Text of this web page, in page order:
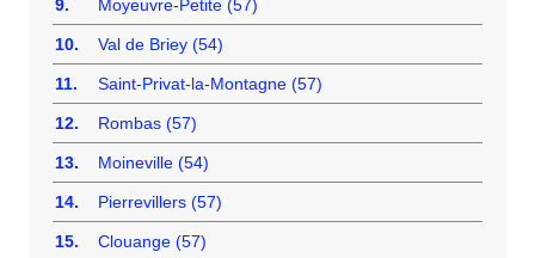
9. Moyeuvre-Petite (57)
10. Val de Briey (54)
11. Saint-Privat-la-Montagne (57)
12. Rombas (57)
13. Moineville (54)
14. Pierrevillers (57)
15. Clouange (57)